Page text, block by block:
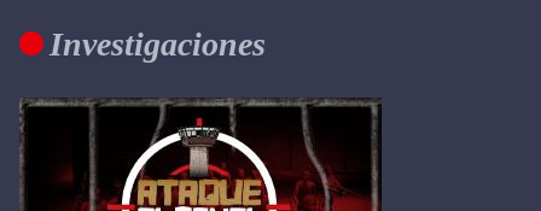
Investigaciones